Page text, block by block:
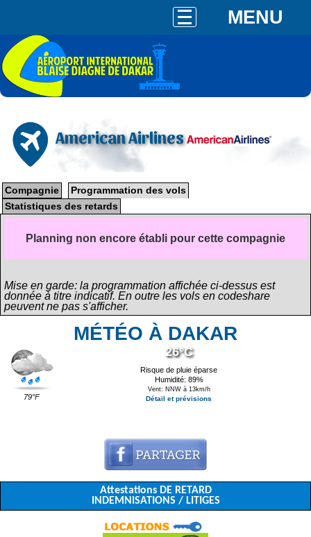
MENU
American Airlines
Compagnie
Programmation des vols
Statistiques des retards
Planning non encore établi pour cette compagnie
Mise en garde: la programmation affichée ci-dessus est
donnée à titre indicatif. En outre les vols en codeshare
peuvent ne pas s'afficher.
MÉTÉO À DAKAR
79°F
26°C
Risque de pluie éparse
Humidité: 89%
Vent: NNW à 13km/h
Détail et prévisions
Attestations DE RETARD
INDEMNISATIONS / LITIGES